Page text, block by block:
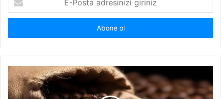
Posta
adresinizi